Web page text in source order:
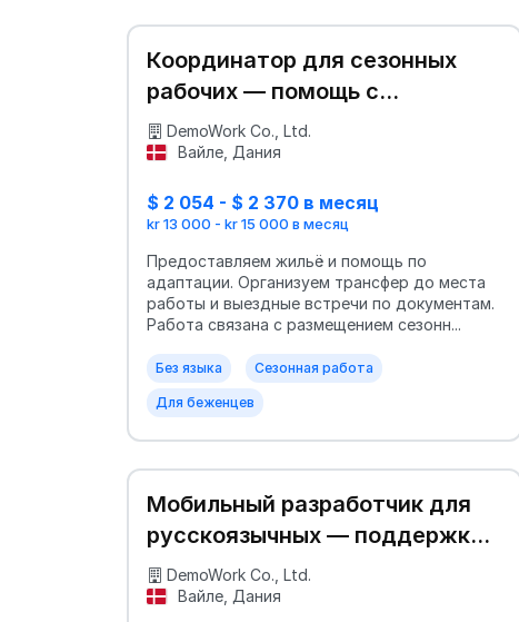
Координатор для сезонных
рабочих — помощь с
документами
DemoWork Co., Ltd.
Вайле, Дания
$ 2 054 - $ 2 370 в месяц
kr 13 000 - kr 15 000 в месяц
Предоставляем жильё и помощь по
адаптации. Организуем трансфер до места
работы и выездные встречи по документам.
Работа связана с размещением сезонн...
Без языка Сезонная работа
Для беженцев
Мобильный разработчик для
русскоязычных — поддержка и
адаптация
DemoWork Co., Ltd.
Вайле, Дания